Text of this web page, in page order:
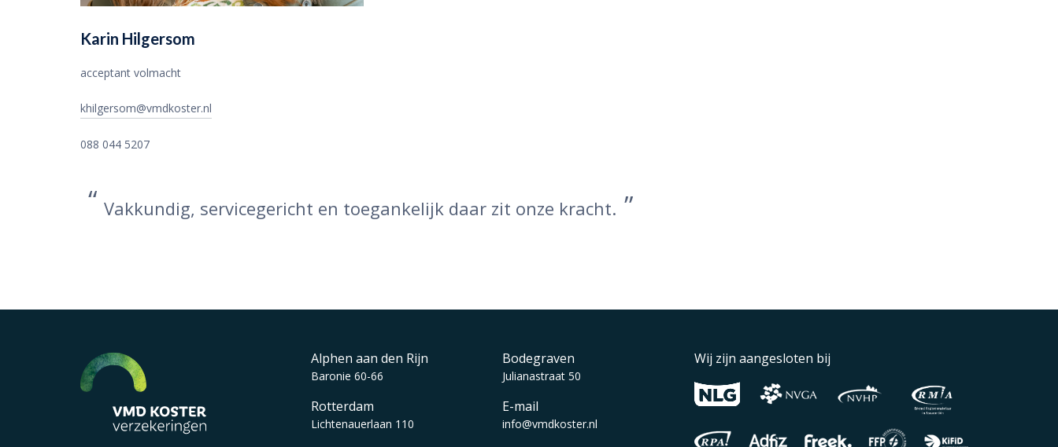
Karin Hilgersom
acceptant volmacht
khilgersom@vmdkoster.nl
088 044 5207
Vakkundig, servicegericht en toegankelijk daar zit onze kracht.
Alphen aan den Rijn
Baronie 60-66
Rotterdam
Lichtenauerlaan 110
Bodegraven
Julianastraat 50
E-mail
info@vmdkoster.nl
Wij zijn aangesloten bij